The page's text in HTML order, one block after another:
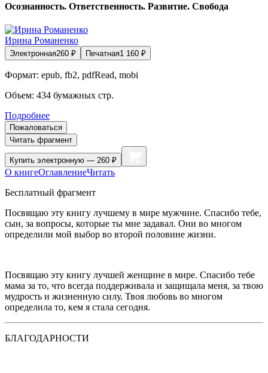
Осознанность. Ответственность. Развитие. Свобода
Ирина Романенко
Электронная260 ₽ Печатная1 160 ₽
Формат: epub, fb2, pdfRead, mobi
Объем: 434 бумажных стр.
Подробнее
Пожаловаться
Читать фрагмент
Купить электронную — 260 ₽
О книгеОглавлениеЧитать
Бесплатный фрагмент
Посвящаю эту книгу лучшему в мире мужчине. Спасибо тебе,
сын, за вопросы, которые ты мне задавал. Они во многом
определили мой выбор во второй половине жизни.
Посвящаю эту книгу лучшей женщине в мире. Спасибо тебе
мама за то, что всегда поддерживала и защищала меня, за твою
мудрость и жизненную силу. Твоя любовь во многом
определила то, кем я стала сегодня.
БЛАГОДАРНОСТИ